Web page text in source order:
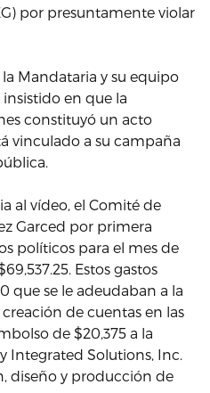
por presuntamente violar
Mandataria y su equipo
en que la
constituyó un acto
vinculado a su campaña
al vídeo, el Comité de
Garced por primera
políticos para el mes de
Estos gastos
que se le adeudaban a la
de cuentas en las
de $20,375 a la
Integrated Solutions, Inc.
diseño y producción de